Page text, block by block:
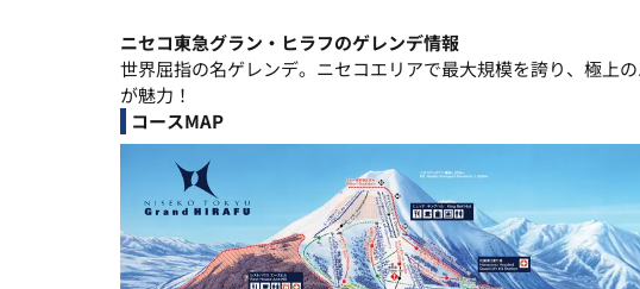
ニセコ東急グラン・ヒラフのゲレンデ情報
世界屈指の名ゲレンデ。ニセコエリアで最大規模を誇り、極上
が魅力！
コースMAP